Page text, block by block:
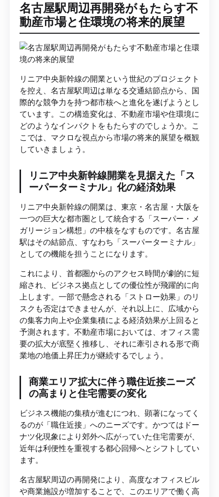
名古屋駅周辺再開発がもたらす不
動産市場と住環境の将来的展望
リニア中央新幹線の開業という世紀のプロジェクト
を控え、名古屋駅周辺は単なる交通結節点から、国
際的な競争力を持つ都市核へと進化を遂げようとし
ています。この構造変化は、不動産市場や住環境に
どのようなインパクトをもたらすのでしょうか。こ
こでは、マクロな視点から市場の将来的展望を概観
していきましょう。
リニア中央新幹線開業を見据えた「ス
ーパーターミナル」化の経済効果
リニア中央新幹線の開業は、東京・名古屋・大阪を
一つの巨大な都市圏として統合する「スーパー・メ
ガリージョン構想」の中核をなすものです。名古屋
駅はその結節点、すなわち「スーパーターミナル」
としての機能を担うことになります。
これにより、首都圏からのアクセス時間が劇的に短
縮され、ビジネス拠点としての優位性が飛躍的に向
上します。一部で懸念される「ストロー効果」のリ
スクも否定はできませんが、それ以上に、広域から
の集客力向上や企業集積による経済効果が上回ると
予測されます。不動産市場においては、オフィス需
要の拡大が底堅く推移し、それに牽引される形で商
業地の地価上昇圧力が継続するでしょう。
商業エリア拡大に伴う職住近接ニーズ
の高まりと住宅需要の変化
ビジネス機能の集積が進むにつれ、顕著になってく
るのが「職住近接」へのニーズです。かつてはドー
ナツ化現象により郊外へ広がっていた住宅需要が、
近年は利便性を重視する都心回帰へとシフトしてい
ます。
名古屋駅周辺の再開発により、高度なオフィスビル
や商業施設が増加することで、このエリアで働く高